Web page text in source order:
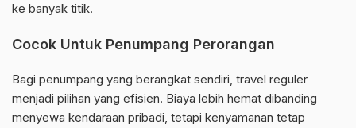
ke banyak titik.
Cocok Untuk Penumpang Perorangan
Bagi penumpang yang berangkat sendiri, travel reguler
menjadi pilihan yang efisien. Biaya lebih hemat dibanding
menyewa kendaraan pribadi, tetapi kenyamanan tetap